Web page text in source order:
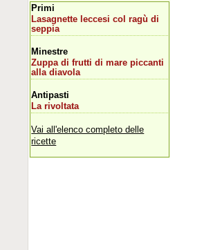
Primi
Lasagnette leccesi col ragù di
seppia
Minestre
Zuppa di frutti di mare piccanti
alla diavola
Antipasti
La rivoltata
Vai all'elenco completo delle
ricette